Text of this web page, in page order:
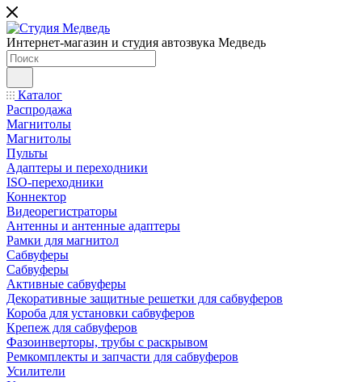
Интернет-магазин и студия автозвука Медведь
Каталог
Распродажа
Магнитолы
Магнитолы
Пульты
Адаптеры и переходники
ISO-переходники
Коннектор
Видеорегистраторы
Антенны и антенные адаптеры
Рамки для магнитол
Сабвуферы
Сабвуферы
Активные сабвуферы
Декоративные защитные решетки для сабвуферов
Короба для установки сабвуферов
Крепеж для сабвуферов
Фазоинверторы, трубы с раскрывом
Ремкомплекты и запчасти для сабвуферов
Усилители